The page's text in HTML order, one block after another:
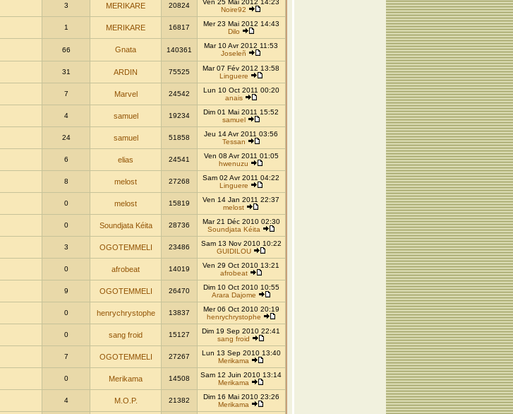
3 MERIKARE 20824
Ven 25 Mai 2012 14:23
Noire92
1 MERIKARE 16817
Mer 23 Mai 2012 14:43
Dilo
66 Gnata 140361
Mar 10 Avr 2012 11:53
Joseleñ
31 ARDIN 75525
Mar 07 Fév 2012 13:58
Linguere
7 Marvel 24542
Lun 10 Oct 2011 00:20
anais
4 samuel 19234
Dim 01 Mai 2011 15:52
samuel
24 samuel 51858
Jeu 14 Avr 2011 03:56
Tessan
6 elias 24541
Ven 08 Avr 2011 01:05
hwenuzu
8 melost 27268
Sam 02 Avr 2011 04:22
Linguere
0 melost 15819
Ven 14 Jan 2011 22:37
melost
0 Soundjata Kéita 28736
Mar 21 Déc 2010 02:30
Soundjata Kéita
3 OGOTEMMELI 23486
Sam 13 Nov 2010 10:22
GUIDILOU
0 afrobeat 14019
Ven 29 Oct 2010 13:21
afrobeat
9 OGOTEMMELI 26470
Dim 10 Oct 2010 10:55
Arara Dajome
0 henrychrystophe 13837
Mer 06 Oct 2010 20:19
henrychrystophe
0 sang froid 15127
Dim 19 Sep 2010 22:41
sang froid
7 OGOTEMMELI 27267
Lun 13 Sep 2010 13:40
Merikama
0 Merikama 14508
Sam 12 Juin 2010 13:14
Merikama
4 M.O.P. 21382
Dim 16 Mai 2010 23:26
Merikama